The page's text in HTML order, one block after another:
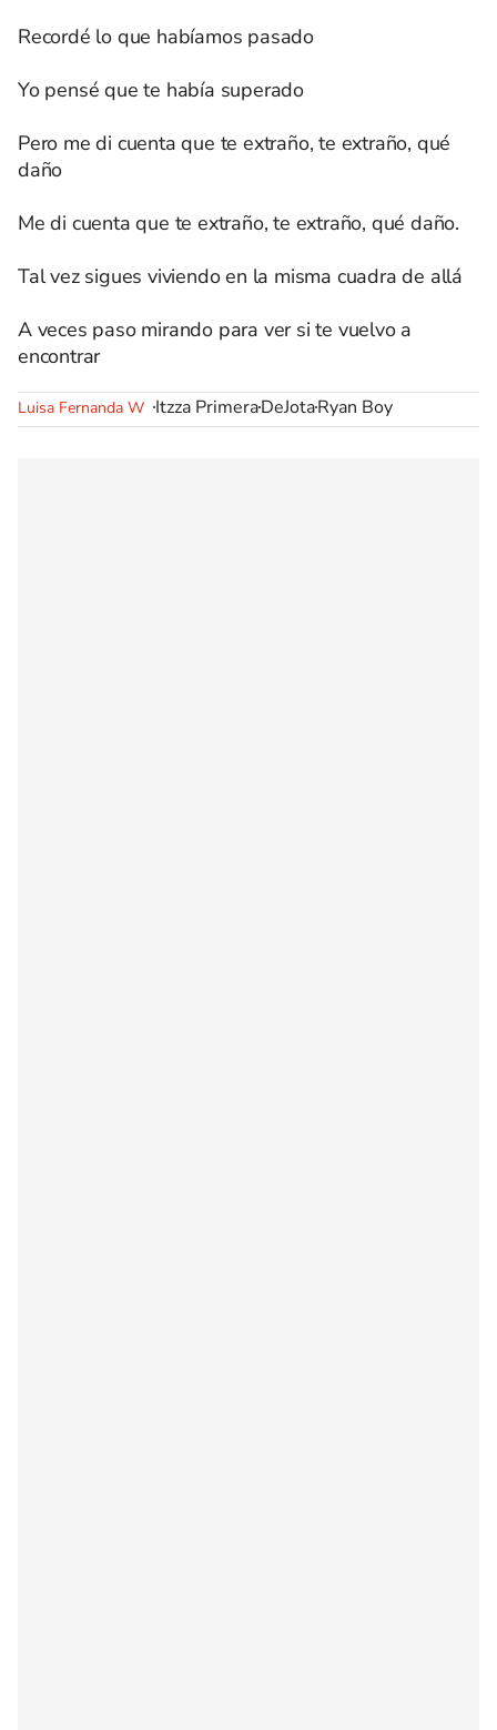
Recordé lo que habíamos pasado
Yo pensé que te había superado
Pero me di cuenta que te extraño, te extraño, qué
daño
Me di cuenta que te extraño, te extraño, qué daño.
Tal vez sigues viviendo en la misma cuadra de allá
A veces paso mirando para ver si te vuelvo a
encontrar
Luisa Fernanda W Itzza PrimeraDeJotaRyan Boy